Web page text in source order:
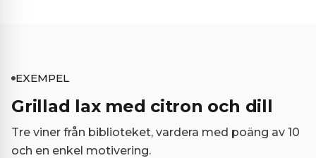
EXEMPEL
Grillad lax med citron och dill
Tre viner från biblioteket, vardera med poäng av 10
och en enkel motivering.